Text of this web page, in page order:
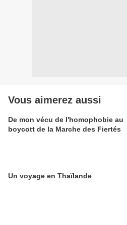
Vous aimerez aussi
De mon vécu de l'homophobie au
boycott de la Marche des Fiertés
Un voyage en Thaïlande